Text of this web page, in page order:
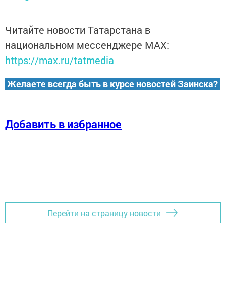
Читайте новости Татарстана в
национальном мессенджере MАХ:
https://max.ru/tatmedia
Желаете всегда быть в курсе новостей Заинска?
Добавить в избранное
Перейти на страницу новости